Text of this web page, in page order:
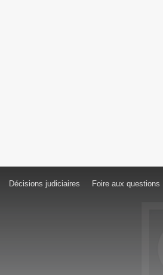
Décisions judiciaires Foire aux questions